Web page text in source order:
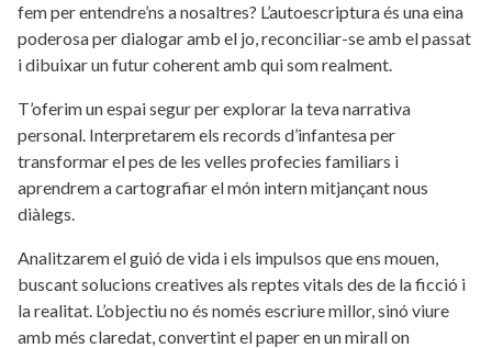
fem per entendre’ns a nosaltres? L’autoescriptura és una eina
poderosa per dialogar amb el jo, reconciliar-se amb el passat
i dibuixar un futur coherent amb qui som realment.
T’oferim un espai segur per explorar la teva narrativa
personal. Interpretarem els records d’infantesa per
transformar el pes de les velles profecies familiars i
aprendrem a cartografiar el món intern mitjançant nous
diàlegs.
Analitzarem el guió de vida i els impulsos que ens mouen,
buscant solucions creatives als reptes vitals des de la ficció i
la realitat. L’objectiu no és només escriure millor, sinó viure
amb més claredat, convertint el paper en un mirall on